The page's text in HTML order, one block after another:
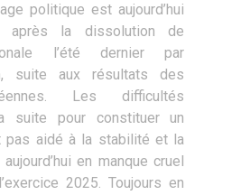
politique est aujourd’hui
après la dissolution de
l’été dernier par
suite aux résultats des
Les difficultés
suite pour constituer un
pas aidé à la stabilité et la
en manque cruel
2025. Toujours en